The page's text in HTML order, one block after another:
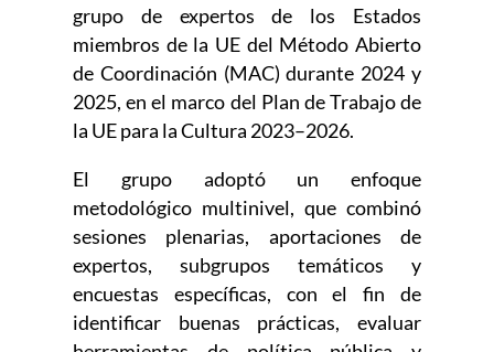
grupo de expertos de los Estados
miembros de la UE del Método Abierto
de Coordinación (MAC) durante 2024 y
2025, en el marco del Plan de Trabajo de
la UE para la Cultura 2023–2026.
El grupo adoptó un enfoque
metodológico multinivel, que combinó
sesiones plenarias, aportaciones de
expertos, subgrupos temáticos y
encuestas específicas, con el fin de
identificar buenas prácticas, evaluar